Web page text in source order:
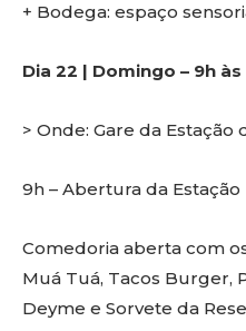
+ Bodega: espaço
Dia 22 | Domingo – 9h às
> Onde: Gare da Estação
9h – Abertura da Estação
Comedoria aberta com
Muá Tuá, Tacos Burger,
Deyme e Sorvete da